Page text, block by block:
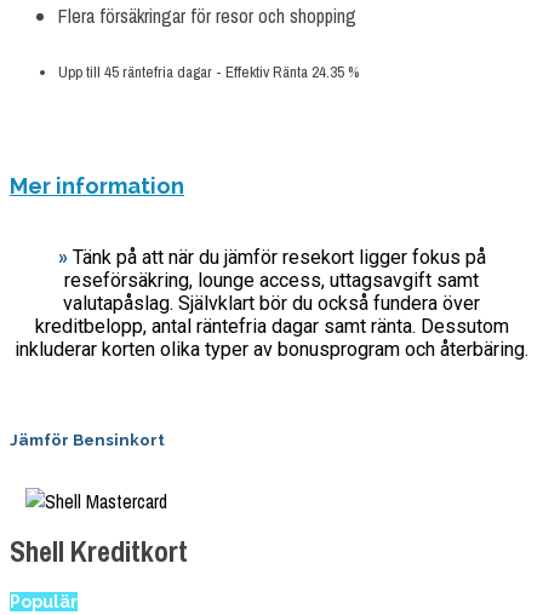
Flera försäkringar för resor och shopping
Upp till 45 räntefria dagar - Effektiv Ränta 24.35 %
Mer information
»Tänk på att när du jämför resekort ligger fokus på
reseförsäkring, lounge access, uttagsavgift samt
valutapåslag. Självklart bör du också fundera över
kreditbelopp, antal räntefria dagar samt ränta. Dessutom
inkluderar korten olika typer av bonusprogram och återbäring.
Jämför Bensinkort
Shell Kreditkort
Populär